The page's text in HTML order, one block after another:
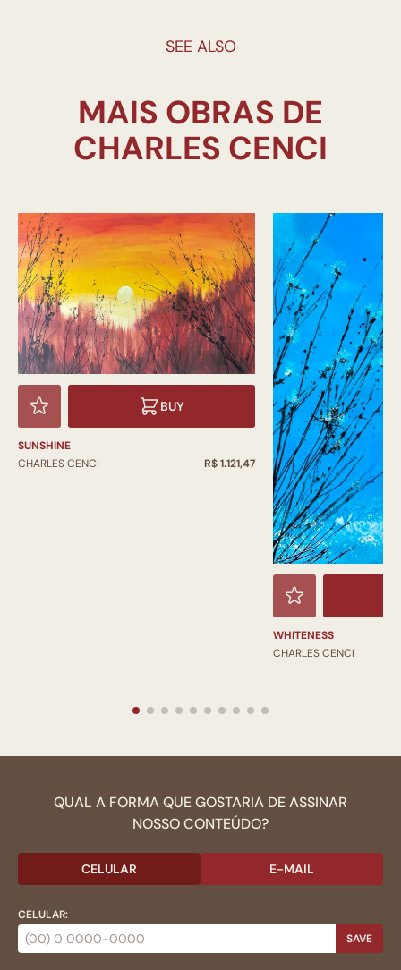
SEE ALSO
MAIS OBRAS DE
BUY
SUNSHINE
CHARLES CENCI
R$ 1.121,47
WHITENESS
CHARLES CENCI
QUAL A FORMA QUE GOSTARIA DE ASSINAR
NOSSO CONTEÚDO?
CELULAR E-MAIL
CELULAR:
SAVE